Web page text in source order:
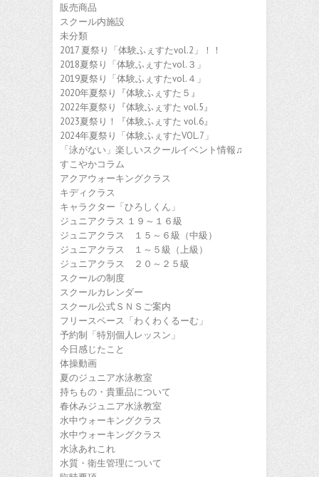
販売商品
スクール内施設
未分類
2017 夏祭り「体験ふぇすたvol.2」！！
2018夏祭り「体験ふぇすたvol.３」
2019夏祭り「体験ふぇすたvol.４」
2020年夏祭り『体験ふぇすた５』
2022年夏祭り『体験ふぇすた vol.5』
2023夏祭り！『体験ふぇすた vol.6』
2024年夏祭り「体験ふぇすたVOL.7」
「泳がない」楽しいスクールイベント情報♫
すこやかコラム
アクアウォーキングクラス
キディクラス
キャラクター「ひろしくん」
ジュニアクラス １９～１６級
ジュニアクラス １５～６級（中級）
ジュニアクラス １～５級（上級）
ジュニアクラス ２０～２５級
スクールの制度
スクールカレンダー
スクール公式ＳＮＳご案内
フリースペース「わくわくるーむ」
予約制「特別個人レッスン」
今日感じたこと
体操動画
夏のジュニア水泳教室
持ちもの・貴重品について
春休みジュニア水泳教室
水中ウォーキングクラス
水中ウォーキングクラス
水泳あれこれ
水質・衛生管理について